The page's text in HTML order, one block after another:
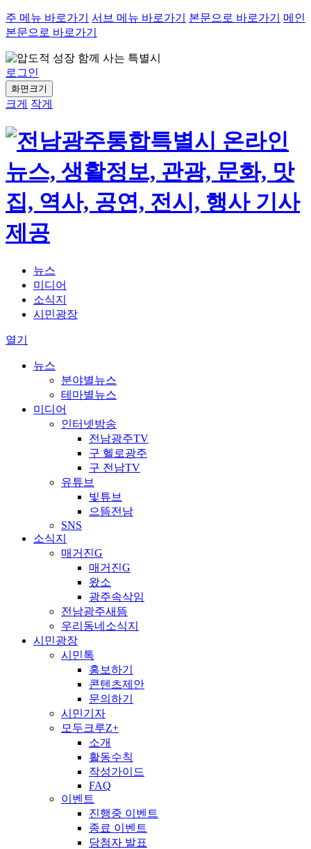
주 메뉴 바로가기 서브 메뉴 바로가기 본문으로 바로가기
메인
본문으로 바로가기
로그인
화면크기
크게 작게
뉴스
미디어
소식지
시민광장
열기
뉴스
분야별뉴스
테마별뉴스
미디어
인터넷방송
전남광주TV
구 헬로광주
구 전남TV
유튜브
빛튜브
으뜸전남
SNS
소식지
매거진G
매거진G
왔소
광주속삭임
전남광주새뜸
우리동네소식지
시민광장
시민톡
홍보하기
콘텐츠제안
문의하기
시민기자
모두크루Z+
소개
활동수칙
작성가이드
FAQ
이벤트
진행중 이벤트
종료 이벤트
당첨자 발표